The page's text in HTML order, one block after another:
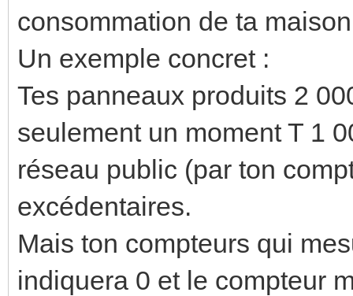
consommation de ta
Un exemple concret :
Tes panneaux produits 2
seulement un moment T 1
réseau public (par ton
excédentaires.
Mais ton compteurs qui
indiquera 0 et le compteur